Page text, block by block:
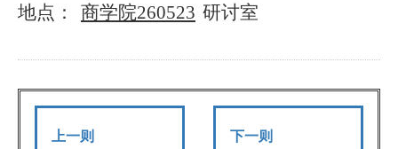
地点：
商学院260523 研讨室
上一则
下一则